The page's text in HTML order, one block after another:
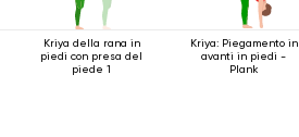
Kriya della rana in
piedi con presa del
piede 1
Kriya: Piegamento in
avanti in piedi -
Plank